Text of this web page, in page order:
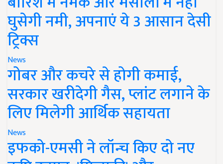
घुसेगी नमी, अपनाएं ये 3 आसान देसी
ट्रिक्स
News
गोबर और कचरे से होगी कमाई,
सरकार खरीदेगी गैस, प्लांट लगाने के
लिए मिलेगी आर्थिक सहायता
News
इफको-एमसी ने लॉन्च किए दो नए